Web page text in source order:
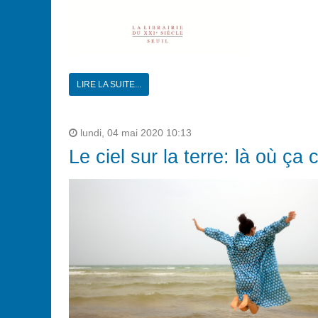
LIRE LA SUITE...
lundi, 04 mai 2020 10:13
Le ciel sur la terre: là où ça